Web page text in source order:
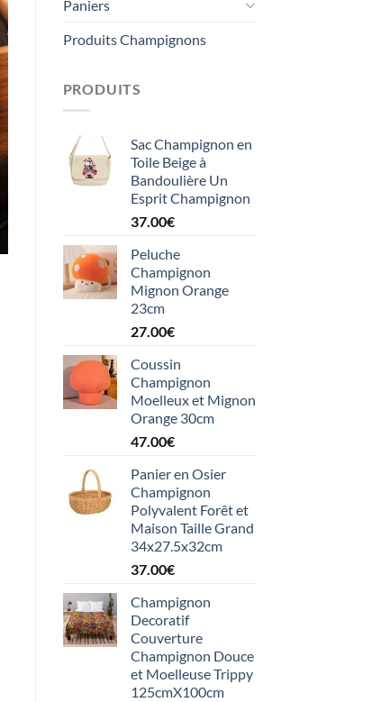
Paniers
Produits Champignons
PRODUITS
Sac Champignon en
Toile Beige à
Bandoulière Un
Esprit Champignon
37.00€
Peluche
Champignon
Mignon Orange
23cm
27.00€
Coussin
Champignon
Moelleux et Mignon
Orange 30cm
47.00€
Panier en Osier
Champignon
Polyvalent Forêt et
Maison Taille Grand
34x27.5x32cm
37.00€
Champignon
Decoratif
Couverture
Champignon Douce
et Moelleuse Trippy
125cmX100cm